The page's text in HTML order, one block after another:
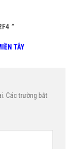
”
TÂY
Các trường bắt